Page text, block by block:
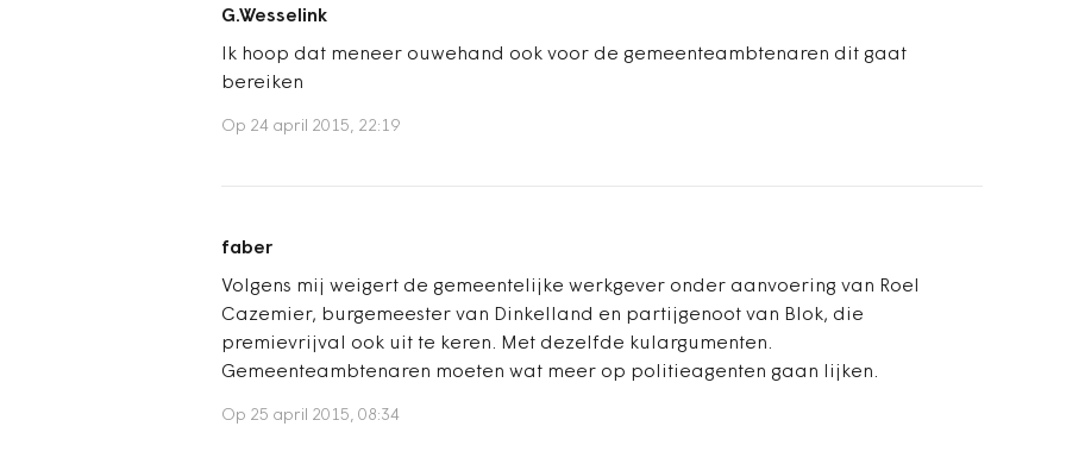
G.Wesselink
Ik hoop dat meneer ouwehand ook voor de gemeenteambtenaren dit gaat
bereiken
Op 24 april 2015, 22:19
faber
Volgens mij weigert de gemeentelijke werkgever onder aanvoering van Roel
Cazemier, burgemeester van Dinkelland en partijgenoot van Blok, die
premievrijval ook uit te keren. Met dezelfde kulargumenten.
Gemeenteambtenaren moeten wat meer op politieagenten gaan lijken.
Op 25 april 2015, 08:34